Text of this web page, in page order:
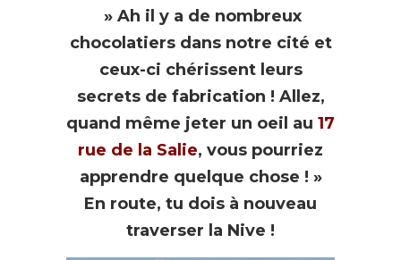
» Ah il y a de nombreux
chocolatiers dans notre cité et
ceux-ci chérissent leurs
secrets de fabrication ! Allez,
quand même jeter un oeil au 17
rue de la Salie, vous pourriez
apprendre quelque chose ! »
En route, tu dois à nouveau
traverser la Nive !